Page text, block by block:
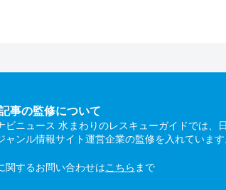
事の監修について
ビニュース 水まわりのレスキューガイドでは、
ャンル情報サイト運営企業の監修を入れています
関するお問い合わせはこちら まで